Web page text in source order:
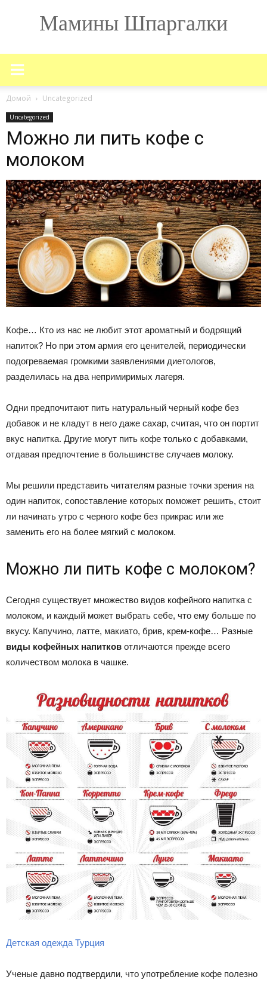
Мамины Шпаргалки
Домой Uncategorized
Uncategorized
Можно ли пить кофе с
молоком
Кофе… Кто из нас не любит этот ароматный и бодрящий
напиток? Но при этом армия его ценителей, периодически
подогреваемая громкими заявлениями диетологов,
разделилась на два непримиримых лагеря.
Одни предпочитают пить натуральный черный кофе без
добавок и не кладут в него даже сахар, считая, что он портит
вкус напитка. Другие могут пить кофе только с добавками,
отдавая предпочтение в большинстве случаев молоку.
Мы решили представить читателям разные точки зрения на
один напиток, сопоставление которых поможет решить, стоит
ли начинать утро с черного кофе без прикрас или же
заменить его на более мягкий с молоком.
Можно ли пить кофе с молоком?
Сегодня существует множество видов кофейного напитка с
молоком, и каждый может выбрать себе, что ему больше по
вкусу. Капучино, латте, макиато, брив, крем-кофе… Разные
виды кофейных напитков отличаются прежде всего
количеством молока в чашке.
Детская одежда Турция
Ученые давно подтвердили, что употребление кофе полезно